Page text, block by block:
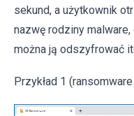
sekund, a użytkownik
nazwę rodziny
można ją odszyfrować
Przykład 1